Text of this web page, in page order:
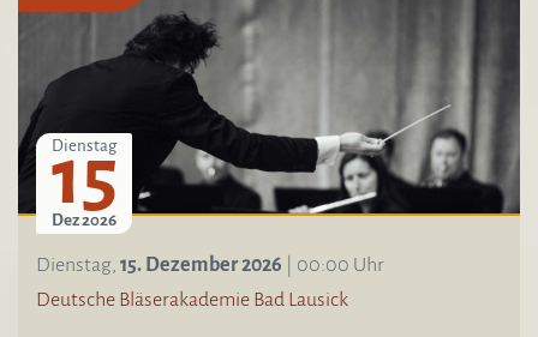
Dienstag
15
Dez 2026
Dienstag, 15. Dezember 2026 | 00:00 Uhr
Deutsche Bläserakademie Bad Lausick